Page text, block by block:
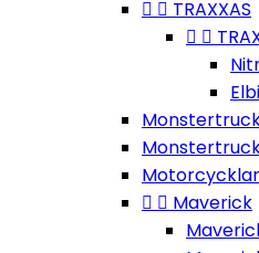
  TRAXXAS
 
Motorcycklar
  Maverick